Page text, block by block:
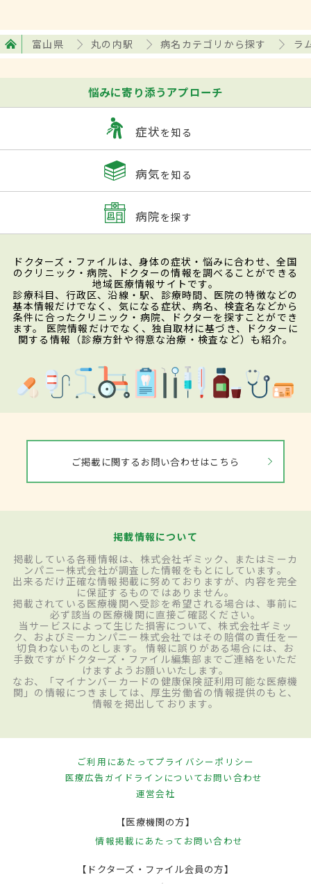
富山県 丸の内駅 病名カテゴリから探す ラ
悩みに寄り添うアプローチ
症状を知る
病気を知る
病院を探す
ドクターズ・ファイルは、身体の症状・悩みに合わせ、全国
のクリニック・病院、ドクターの情報を調べることができる
地域医療情報サイトです。
診療科目、行政区、沿線・駅、診療時間、医院の特徴などの
基本情報だけでなく、気になる症状、病名、検査名などから
条件に合ったクリニック・病院、ドクターを探すことができ
ます。 医院情報だけでなく、独自取材に基づき、ドクターに
関する情報（診療方針や得意な治療・検査など）も紹介。
ご掲載に関するお問い合わせはこちら
掲載情報について
掲載している各種情報は、株式会社ギミック、またはミーカ
ンパニー株式会社が調査した情報をもとにしています。
出来るだけ正確な情報掲載に努めておりますが、内容を完全
に保証するものではありません。
掲載されている医療機関へ受診を希望される場合は、事前に
必ず該当の医療機関に直接ご確認ください。
当サービスによって生じた損害について、株式会社ギミッ
ク、およびミーカンパニー株式会社ではその賠償の責任を一
切負わないものとします。 情報に誤りがある場合には、お
手数ですがドクターズ・ファイル編集部までご連絡をいただ
けますようお願いいたします。
なお、「マイナンバーカードの健康保険証利用可能な医療機
関」の情報につきましては、厚生労働省の情報提供のもと、
情報を掲出しております。
ご利用にあたってプライバシーポリシー
医療広告ガイドラインについてお問い合わせ
運営会社
【医療機関の方】
情報掲載にあたって お問い合わせ
【ドクターズ・ファイル会員の方】